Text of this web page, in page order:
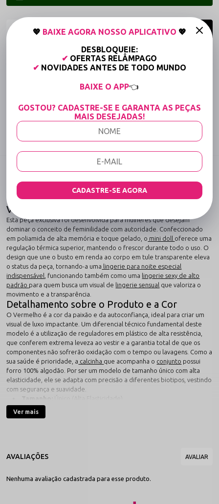
Frete grátis a partir de R$149,90 (Varejo)*
Até 6x Sem Juros (Varejo)
15% OFF para Compras Acima de R$400,00 (Varejo)
Tabela de medidas
Compartilhe:
DESCRIÇÃO COMPLETA
Código identificador (SKU):2433
MINI DOLL SEXY EM RENDA E TULE
VERMELHO
Esta peça exclusiva foi desenvolvida para mulheres que desejam
dominar o conceito de feminilidade com autoridade. Confeccionado
em poliamida de alta memória e toque gelado, o mini doll oferece uma
regulação térmica superior, mantendo o frescor durante todo o uso. O
design que une o busto em renda ao corpo em tule transparente eleva
o status da peça, tornando-a uma lingerie para noite especial
indispensável
, funcionando também como uma lingerie sexy de alto
padrão para quem busca um visual de lingerie sensual que valoriza o
movimento e a transparência.
Detalhamento sobre o Produto e a Cor
O Vermelho é a cor da paixão e da autoconfiança, ideal para criar um
visual de luxo impactante. Um diferencial técnico fundamental deste
modelo é a utilização de reguladores em plástico de alta resistência,
que conferem extrema leveza ao vestir e a garantia total de que os
componentes não sofrerão oxidação com o tempo ou lavagens. Como a
sua saúde é prioridade, a calcinha que acompanha o conjunto possui
forro 100% algodão. Por ser um modelo de tamanho único com alta
elasticidade, ele se adapta com precisão a diferentes biotipos, vestindo
com segurança e suavidade.
Tamanho:
Único (Alta Elasticidade)
Tamanho da Cintura:
Cor:Vermelho
cinta-ligade renda vermelha ou um
para uma estrutura mais
sexy para um nível cinematográfico, adicione um
metalizados, criando uma composição luxuosa e moderna
Ver mais
Nenhuma avaliação cadastrada para esse produto.
💖 BAIXE AGORA NOSSO APLICATIVO 💖
DESBLOQUEIE:
✔ OFERTAS RELÂMPAGO
✔ NOVIDADES ANTES DE TODO MUNDO
BAIXE O APP👈
GOSTOU? CADASTRE-SE E GARANTA AS PEÇAS
MAIS DESEJADAS!
CADASTRE-SE AGORA